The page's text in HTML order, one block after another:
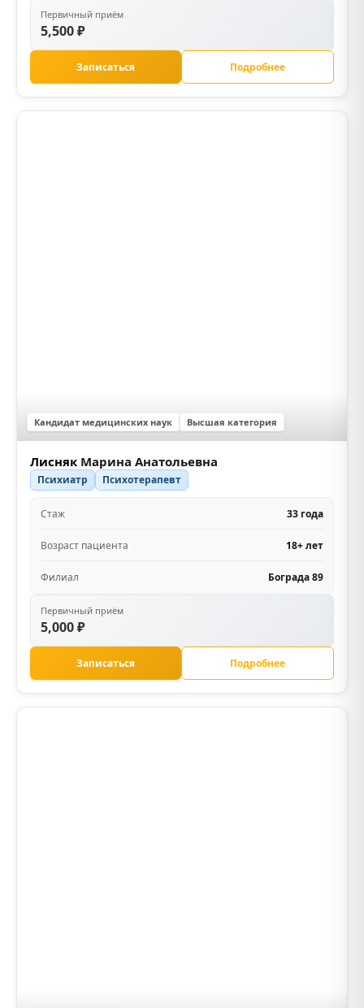
Первичный приём
5,500 ₽
Записаться Подробнее
Кандидат медицинских наук Высшая категория
Лисняк Марина Анатольевна
Психиатр Психотерапевт
Стаж 33 года
Возраст пациента 18+ лет
Филиал Бограда 89
Первичный приём
5,000 ₽
Записаться Подробнее